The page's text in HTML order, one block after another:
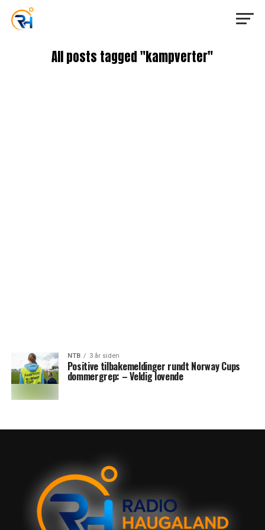
All posts tagged "kampverter"
NTB 3 år siden
Positive tilbakemeldinger rundt Norway Cups
dommergrep: – Veldig lovende